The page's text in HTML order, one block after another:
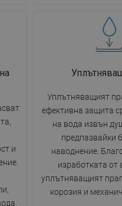
и
Уплътняващият
ефективна защита
на вода извън
предпазвайки
наводнение.
изработката от
уплътняващият
корозия и